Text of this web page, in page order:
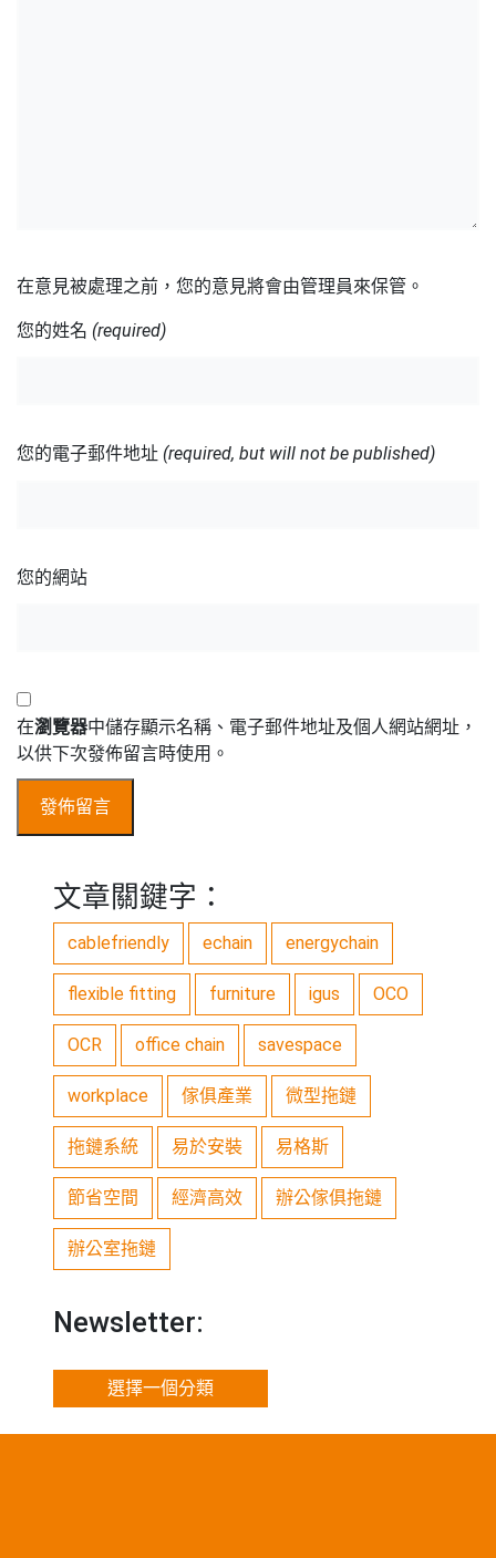
在意見被處理之前，您的意見將會由管理員來保管。
您的姓名 (required)
您的電子郵件地址 (required, but will not be published)
您的網站
在瀏覽器中儲存顯示名稱、電子郵件地址及個人網站網址，
以供下次發佈留言時使用。
文章關鍵字：
cablefriendly echain energychain
flexible fitting furniture igus OCO
OCR office chain savespace
workplace 傢俱產業 微型拖鏈
拖鏈系統 易於安裝 易格斯
節省空間 經濟高效 辦公傢俱拖鏈
辦公室拖鏈
Newsletter:
選擇一個分類